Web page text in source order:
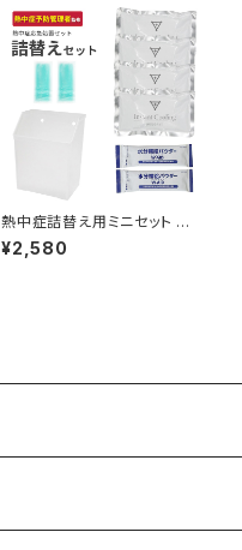
熱中症詰替え用ミニセット フ
ラバ 現場で安心衝撃を守るケ
ース付 応急処置マニュアル有
¥2,580